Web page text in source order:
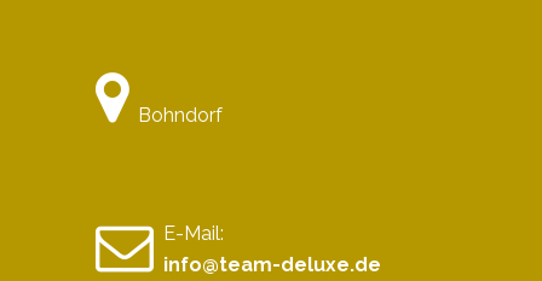
Bohndorf
E-Mail:
info@team-deluxe.de